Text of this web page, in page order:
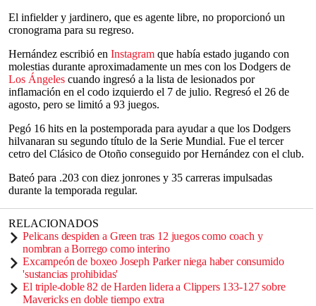
El infielder y jardinero, que es agente libre, no proporcionó un
cronograma para su regreso.
Hernández escribió en Instagram que había estado jugando con
molestias durante aproximadamente un mes con los Dodgers de
Los Ángeles cuando ingresó a la lista de lesionados por
inflamación en el codo izquierdo el 7 de julio. Regresó el 26 de
agosto, pero se limitó a 93 juegos.
Pegó 16 hits en la postemporada para ayudar a que los Dodgers
hilvanaran su segundo título de la Serie Mundial. Fue el tercer
cetro del Clásico de Otoño conseguido por Hernández con el club.
Bateó para .203 con diez jonrones y 35 carreras impulsadas
durante la temporada regular.
RELACIONADOS
Pelicans despiden a Green tras 12 juegos como coach y
nombran a Borrego como interino
Excampeón de boxeo Joseph Parker niega haber consumido
'sustancias prohibidas'
El triple-doble 82 de Harden lidera a Clippers 133-127 sobre
Mavericks en doble tiempo extra